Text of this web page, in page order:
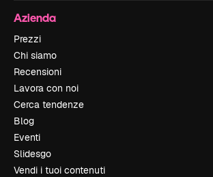
Azienda
Prezzi
Chi siamo
Recensioni
Lavora con noi
Cerca tendenze
Blog
Eventi
Slidesgo
Vendi i tuoi contenuti